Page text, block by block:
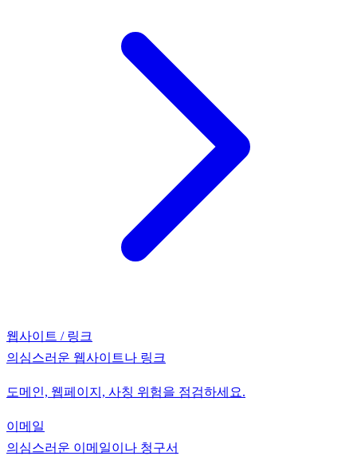
웹사이트 / 링크
의심스러운 웹사이트나 링크
도메인, 웹페이지, 사칭 위험을 점검하세요.
이메일
의심스러운 이메일이나 청구서